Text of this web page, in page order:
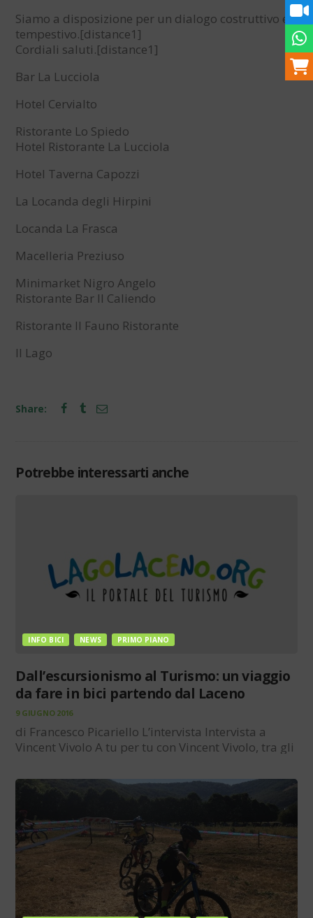
Siamo a disposizione per un dialogo costruttivo e
tempestivo.[distance1]
Cordiali saluti.[distance1]
Bar La Lucciola
Hotel Cervialto
Ristorante Lo Spiedo
Hotel Ristorante La Lucciola
Hotel Taverna Capozzi
La Locanda degli Hirpini
Locanda La Frasca
Macelleria Preziuso
Minimarket Nigro Angelo
Ristorante Bar Il Caliendo
Ristorante Il Fauno Ristorante
Il Lago
Share:
Potrebbe interessarti anche
INFO BICI NEWS PRIMO PIANO
Dall’escursionismo al Turismo: un viaggio
da fare in bici partendo dal Laceno
9 GIUGNO 2016
di Francesco Picariello L’intervista Intervista a
Vincent Vivolo A tu per tu con Vincent Vivolo, tra gli
Laceno, che le due ruote le ama e le insegna per
valorizzare la sua…